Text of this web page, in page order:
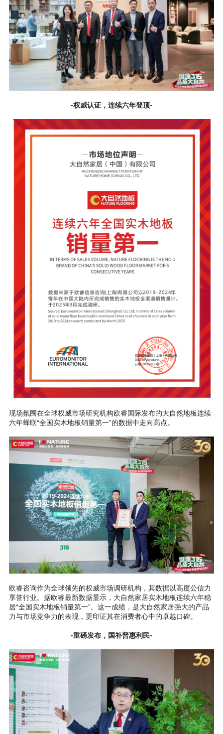
-权威认证，连续六年登顶-
现场氛围在全球权威市场研究机构欧睿国际发布的大自然地板连续
六年蝉联“全国实木地板销量第一”的数据中走向高点。
欧睿咨询作为全球领先的权威市场调研机构，其数据以高度公信力
享誉行业。据欧睿最新数据显示，大自然家居实木地板连续六年稳
居“全国实木地板销量第一”。这一成绩，是大自然家居强大的产品
力与市场竞争力的表现，更印证其在消费者心中的卓越口碑。
-重磅发布，国补普惠利民-